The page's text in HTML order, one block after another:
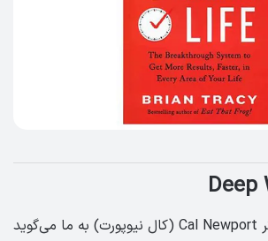
اثر Cal Newport (کال نیوپورت) به ما می‌گوید